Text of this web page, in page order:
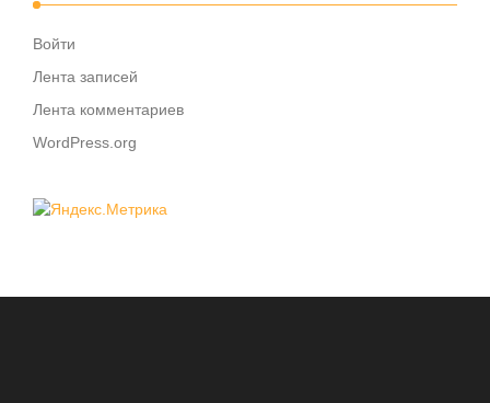
Войти
Лента записей
Лента комментариев
WordPress.org